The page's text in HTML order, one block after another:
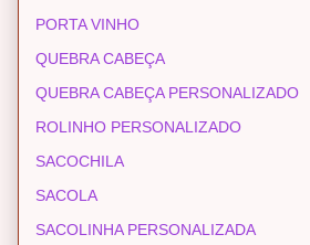
PORTA VINHO
QUEBRA CABEÇA
QUEBRA CABEÇA PERSONALIZADO
ROLINHO PERSONALIZADO
SACOCHILA
SACOLA
SACOLINHA PERSONALIZADA